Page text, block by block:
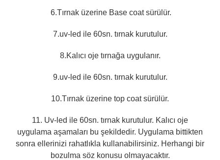
6.Tırnak üzerine Base coat sürülür.
7.uv-led ile 60sn. tırnak kurutulur.
8.Kalıcı oje tırnağa uygulanır.
9.uv-led ile 60sn. tırnak kurutulur.
10.Tırnak üzerine top coat sürülür.
11. Uv-led ile 60sn. tırnak kurutulur. Kalıcı oje
uygulama aşamaları bu şekildedir. Uygulama bittikten
sonra ellerinizi rahatlıkla kullanabilirsiniz. Herhangi bir
bozulma söz konusu olmayacaktır.